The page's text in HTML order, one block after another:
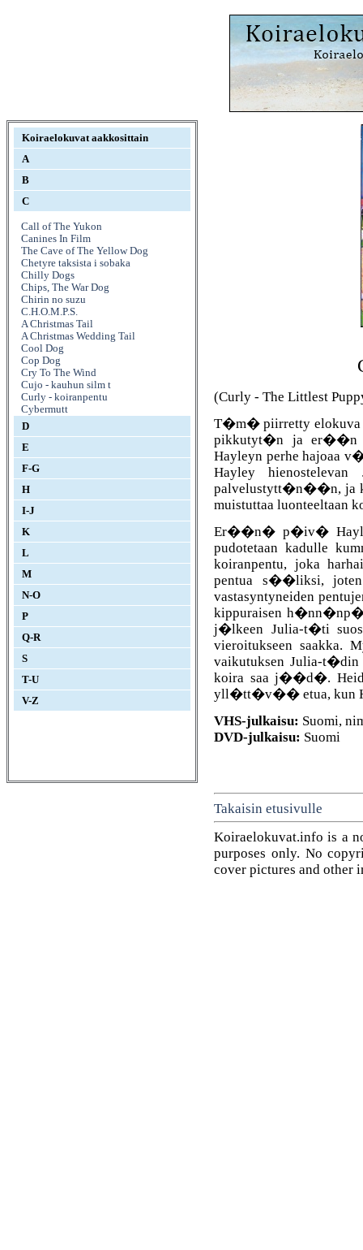
Koiraelokuvat aakkosittain
A
B
C
Call of The Yukon
Canines In Film
The Cave of The Yellow Dog
Chetyre taksista i sobaka
Chilly Dogs
Chips, The War Dog
Chirin no suzu
C.H.O.M.P.S.
A Christmas Tail
A Christmas Wedding Tail
Cool Dog
Cop Dog
Cry To The Wind
Cujo - kauhun silm t
Curly - koiranpentu
Cybermutt
D
E
F-G
H
I-J
K
L
M
N-O
P
Q-R
S
T-U
V-Z
(Curly - The Littlest
T�m� piirretty elokuva
pikkutyt�n ja er��n
Hayleyn perhe hajoaa
Hayley
palvelustytt�n��n, ja
muistuttaa luonteeltaan
Er��n� p�iv� Hayley
pudotetaan kadulle
koiranpentu, joka
pentua s��liksi,
vastasyntyneiden
kippuraisen
j�lkeen Julia-t�ti
vieroitukseen saakka.
vaikutuksen Julia-
koira saa j��d�.
yll�tt�v�� etua, kun
VHS-julkaisu: Suomi,
DVD-julkaisu: Suomi
Takaisin etusivulle
Koiraelokuvat.info is a
purposes only. No
cover pictures and other